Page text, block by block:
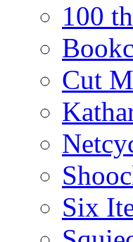
100
Cut
Six